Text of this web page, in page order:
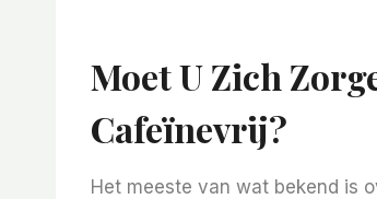
Moet U Zich
Cafeïnevrij?
Het meeste van wat bekend is